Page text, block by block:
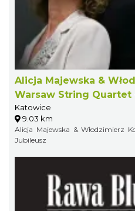
Alicja Majewska &
Warsaw String Quartet
Katowice
9.03 km
Alicja Majewska & Włodzimierz
Jubileusz